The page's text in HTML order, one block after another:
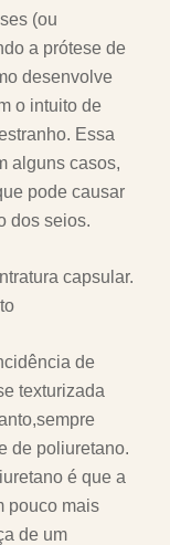
(ou
a prótese de
desenvolve
o intuito de
Essa
alguns casos,
pode causar
dos seios.
capsular.
de
texturizada
de poliuretano.
é que a
pouco mais
de um